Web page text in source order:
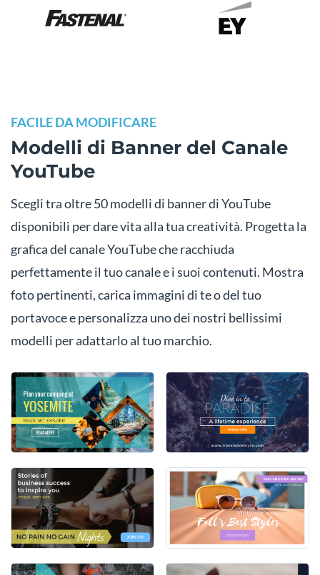
FACILE DA MODIFICARE
Modelli di Banner del Canale
YouTube
Scegli tra oltre 50 modelli di banner di YouTube
disponibili per dare vita alla tua creatività. Progetta la
grafica del canale YouTube che racchiuda
perfettamente il tuo canale e i suoi contenuti. Mostra
foto pertinenti, carica immagini di te o del tuo
portavoce e personalizza uno dei nostri bellissimi
modelli per adattarlo al tuo marchio.